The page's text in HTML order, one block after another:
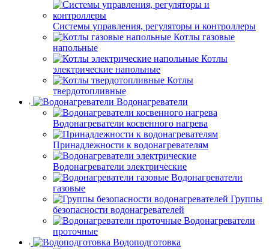
Системы управления, регуляторы и контроллеры
Котлы газовые
напольные
Котлы
электрические напольные
Котлы
твердотопливные
Водонагреватели
Водонагреватели косвенного нагрева
Принадлежности к водонагревателям
Водонагреватели электрические
Водонагреватели
газовые
Группы
безопасности водонагревателей
Водонагреватели
проточные
Водоподготовка